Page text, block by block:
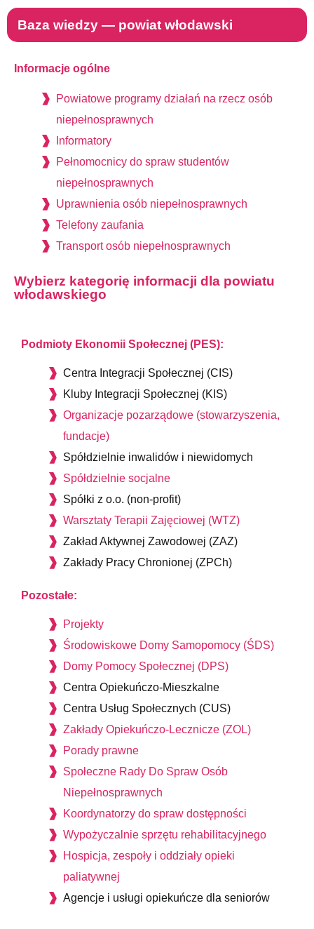
Baza wiedzy — powiat włodawski
Informacje ogólne
Powiatowe programy działań na rzecz osób
niepełnosprawnych
Informatory
Pełnomocnicy do spraw studentów
niepełnosprawnych
Uprawnienia osób niepełnosprawnych
Telefony zaufania
Transport osób niepełnosprawnych
Wybierz kategorię informacji dla powiatu
włodawskiego
Podmioty Ekonomii Społecznej (PES):
Centra Integracji Społecznej (CIS)
Kluby Integracji Społecznej (KIS)
Organizacje pozarządowe (stowarzyszenia,
fundacje)
Spółdzielnie inwalidów i niewidomych
Spółdzielnie socjalne
Spółki z o.o. (non-profit)
Warsztaty Terapii Zajęciowej (WTZ)
Zakład Aktywnej Zawodowej (ZAZ)
Zakłady Pracy Chronionej (ZPCh)
Pozostałe:
Projekty
Środowiskowe Domy Samopomocy (ŚDS)
Domy Pomocy Społecznej (DPS)
Centra Opiekuńczo-Mieszkalne
Centra Usług Społecznych (CUS)
Zakłady Opiekuńczo-Lecznicze (ZOL)
Porady prawne
Społeczne Rady Do Spraw Osób
Niepełnosprawnych
Koordynatorzy do spraw dostępności
Wypożyczalnie sprzętu rehabilitacyjnego
Hospicja, zespoły i oddziały opieki
paliatywnej
Agencje i usługi opiekuńcze dla seniorów